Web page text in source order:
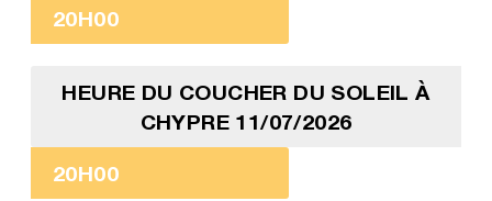
20H00
HEURE DU COUCHER DU SOLEIL À
CHYPRE 11/07/2026
20H00